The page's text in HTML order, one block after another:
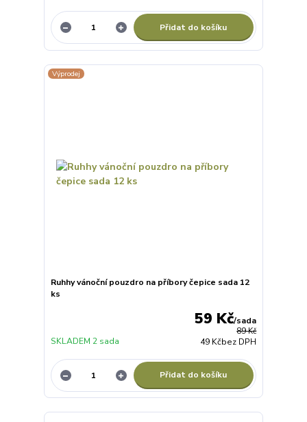
Přidat do košíku
Výprodej
Ruhhy vánoční pouzdro na příbory čepice sada 12
ks
89 Kč
59 Kč/sada
49 Kčbez DPH
SKLADEM 2 sada
Přidat do košíku